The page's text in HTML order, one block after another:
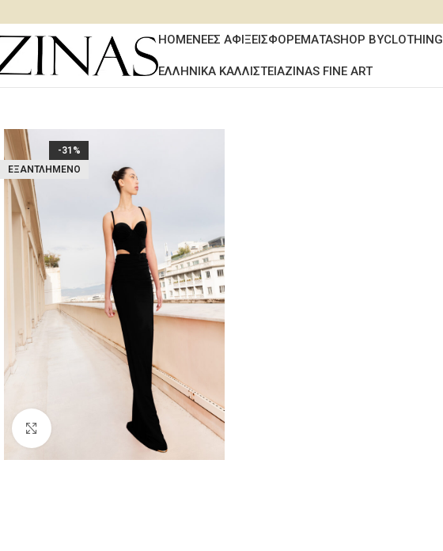
HOMEΝΕΕΣ ΑΦΙΞΕΙΣΦΟΡΕΜΑΤΑSHOP BYCLOTHING
ΕΛΛΗΝΙΚΑ ΚΑΛΛΙΣΤΕΙΑZINAS FINE ART
-31%
ΕΞΑΝΤΛΗΜΈΝΟ
Κλικ για μεγέθυνση